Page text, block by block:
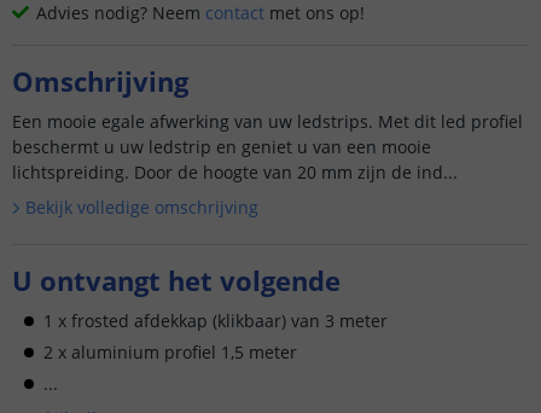
Advies nodig? Neem contact met ons op!
Omschrijving
Een mooie egale afwerking van uw ledstrips. Met dit led profiel
beschermt u uw ledstrip en geniet u van een mooie
lichtspreiding. Door de hoogte van 20 mm zijn de ind...
Bekijk volledige omschrijving
U ontvangt het volgende
1 x frosted afdekkap (klikbaar) van 3 meter
2 x aluminium profiel 1,5 meter
...